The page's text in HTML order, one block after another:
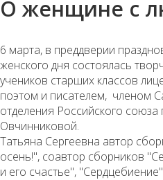
О женщине с
6 марта, в преддверии
женского дня состоялась
учеников старших классов
поэтом и писателем, членом
отделения Российского союза
Овчинниковой.
Татьяна Сергеевна автор
осень!", соавтор сборников
и его счастье",